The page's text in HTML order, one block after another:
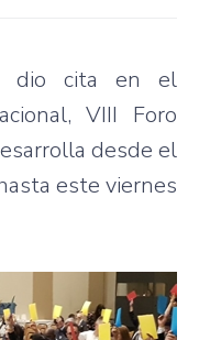
dio cita en el
VIII Foro
desde el
este viernes